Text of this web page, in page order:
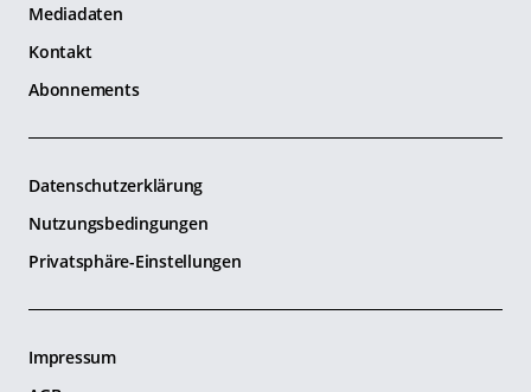
Mediadaten
Kontakt
Abonnements
Datenschutzerklärung
Nutzungsbedingungen
Privatsphäre-Einstellungen
Impressum